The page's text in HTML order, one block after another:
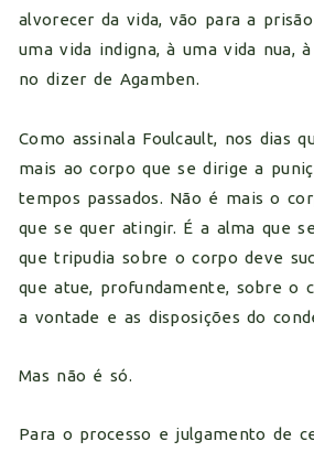
alvorecer da vida, vão para a
uma vida indigna, à uma vida nua,
no dizer de Agamben.
Como assinala Foulcault, nos dias
mais ao corpo que se dirige a
tempos passados. Não é mais o
que se quer atingir. É a alma que
que tripudia sobre o corpo deve
que atue, profundamente, sobre o
a vontade e as disposições do
Mas não é só.
Para o processo e julgamento de